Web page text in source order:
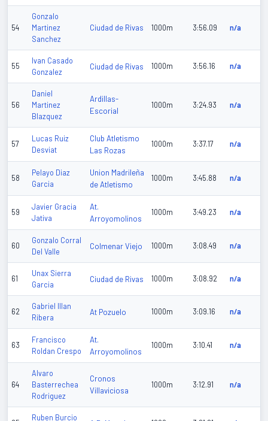
54
Gonzalo
Martinez
Sanchez
Ciudad de Rivas 1000m 3:56.09 n/a
55
Ivan Casado
Gonzalez
Ciudad de Rivas 1000m 3:56.16 n/a
56
Daniel
Martinez
Blazquez
Ardillas-
Escorial
1000m 3:24.93 n/a
57
Lucas Ruiz
Desviat
Club Atletismo
Las Rozas
1000m 3:37.17 n/a
58
Pelayo Diaz
Garcia
Union Madrileña
de Atletismo
1000m 3:45.88 n/a
59
Javier Gracia
Jativa
At.
Arroyomolinos
1000m 3:49.23 n/a
60
Gonzalo Corral
Del Valle
Colmenar Viejo 1000m 3:08.49 n/a
61
Unax Sierra
Garcia
Ciudad de Rivas 1000m 3:08.92 n/a
62
Gabriel Illan
Ribera
At Pozuelo 1000m 3:09.16 n/a
63
Francisco
Roldan Crespo
At.
Arroyomolinos
1000m 3:10.41 n/a
64
Alvaro
Basterrechea
Rodriguez
Cronos
Villaviciosa
1000m 3:12.91 n/a
Ruben Burcio